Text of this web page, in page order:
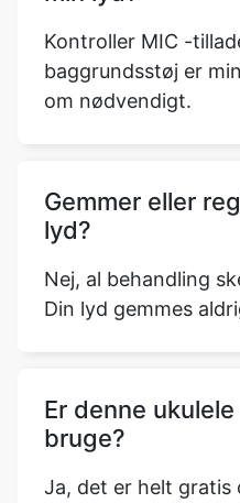
Kontroller MIC -
baggrundsstøj er
om nødvendigt.
Gemmer eller
lyd?
Nej, al behandling
Din lyd gemmes
Er denne
bruge?
Ja, det er helt